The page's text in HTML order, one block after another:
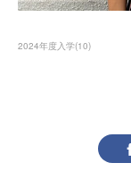
2024年度入学(10)